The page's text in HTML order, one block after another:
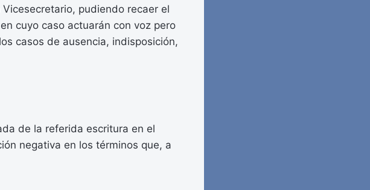
pudiendo recaer el
cuyo caso actuarán con voz pero
casos de ausencia, indisposición,
de la referida escritura en el
negativa en los términos que, a